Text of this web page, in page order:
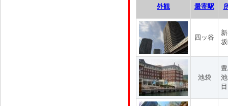
外観 最寄駅
四ッ谷
池袋